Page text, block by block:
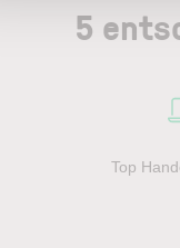
5
Top